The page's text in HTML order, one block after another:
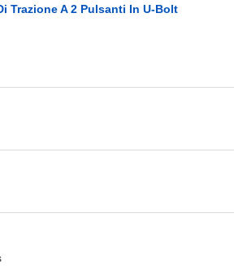
Trazione A 2 Pulsanti In U-Bolt